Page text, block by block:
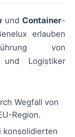
und Container-
erlauben
von
und Logistiker
Wegfall von
Region.
konsolidierten